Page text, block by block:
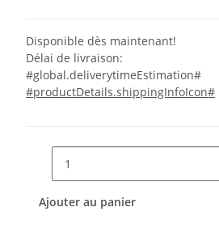
Disponible dès maintenant!
Délai de livraison:
#global.deliverytimeEstimation#
#productDetails.shippingInfoIcon#
Ajouter au panier